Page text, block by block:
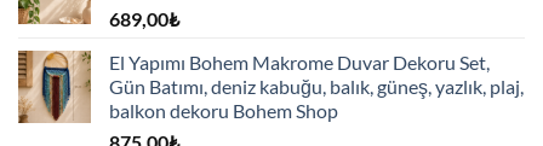
689,00₺
El Yapımı Bohem Makrome Duvar Dekoru Set,
Gün Batımı, deniz kabuğu, balık, güneş, yazlık, plaj,
balkon dekoru Bohem Shop